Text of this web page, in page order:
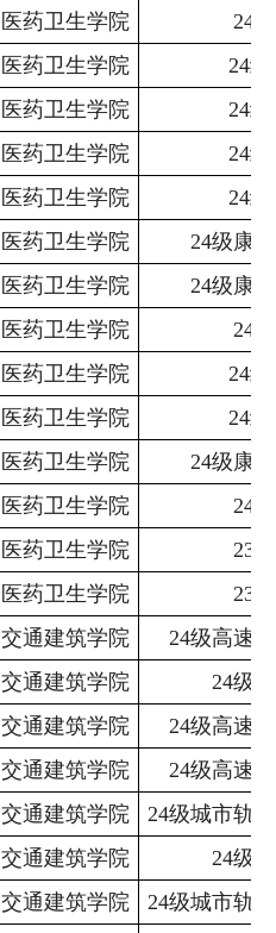
医药卫生学院
24
医药卫生学院
24
医药卫生学院
24
医药卫生学院
24
医药卫生学院
24
医药卫生学院
24级康
医药卫生学院
24级康
医药卫生学院
24
医药卫生学院
24
医药卫生学院
24
医药卫生学院
24级康
医药卫生学院
24
医药卫生学院
23
医药卫生学院
23
交通建筑学院
24级高速
交通建筑学院
24级
交通建筑学院
24级高速
交通建筑学院
24级高速
交通建筑学院
24级城市轨
交通建筑学院
24级
交通建筑学院
24级城市轨